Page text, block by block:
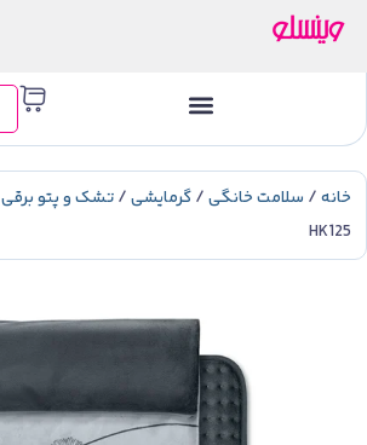
خانه/ سلامت خانگی/گرمایشی/تشک و پتو برقی
HK125